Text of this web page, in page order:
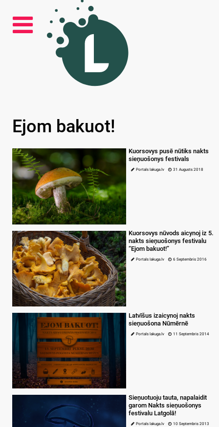
Ejom bakuot!
Kuorsovys pusē nūtiks nakts
sieņuošonys festivals
Portals lakuga.lv 31 Augusts 2018
Kuorsovys nūvods aicynoj iz 5.
nakts sieņuošonys festivalu
“Ejom bakuot!”
Portals lakuga.lv 6 Septembris 2016
Latvīšus izaicynoj nakts
sieņuošona Nūmērnē
Portals lakuga.lv 11 Septembris 2014
Sieņuotuoju tauta, napalaidit
garom Nakts sieņuošonys
festivalu Latgolā!
Portals lakuga.lv 10 Septembris 2013